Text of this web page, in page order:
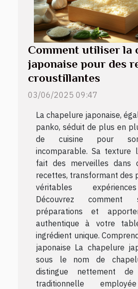
Comment utiliser la
japonaise pour des
croustillantes
03/06/2025 09:47
La chapelure japonaise,
panko, séduit de plus en
de cuisine pour
incomparable. Sa texture
fait des merveilles dans
recettes, transformant des
véritables
Découvrez comment
préparations et
authentique à votre
ingrédient unique.
japonaise La chapelure
sous le nom de
distingue nettement
traditionnelle